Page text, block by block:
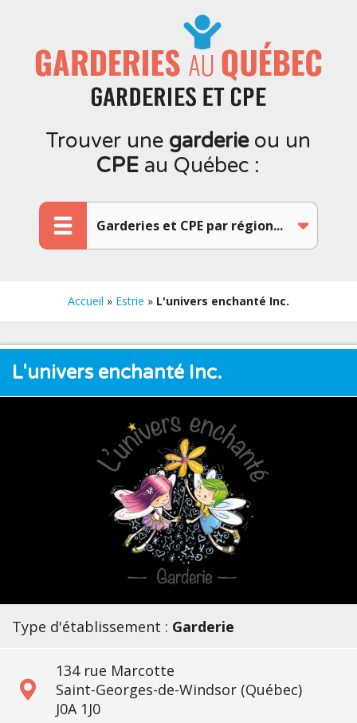
Trouver une garderieou un
CPE au Québec :
Accueil » Estrie » L'univers enchanté Inc.
L'univers enchanté Inc.
Type d'établissement : Garderie
134 rue Marcotte
Saint-Georges-de-Windsor (Québec)
J0A 1J0